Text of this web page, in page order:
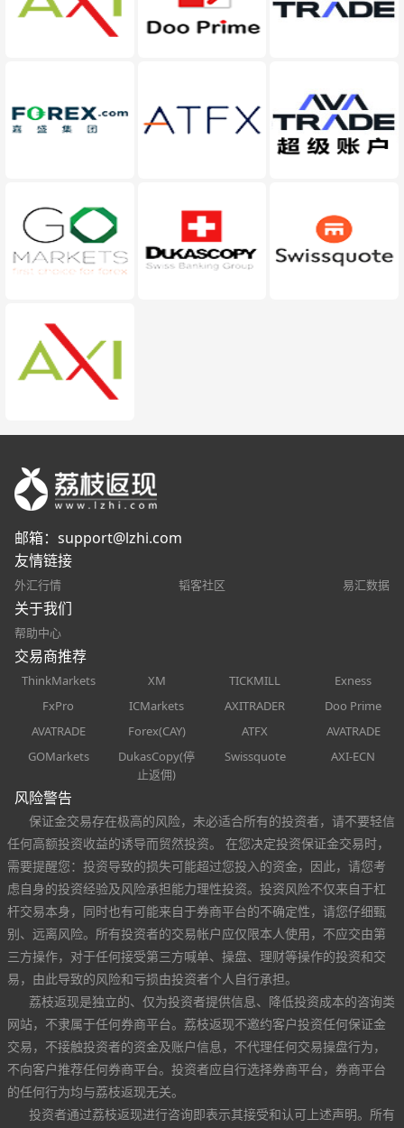
邮箱： support@lzhi.com
友情链接
外汇行情 韬客社区 易汇数据
关于我们
帮助中心
交易商推荐
ThinkMarkets XM TICKMILL
Exness
FxPro
ICMarkets AXITRADER
Doo Prime
AVATRADE
Forex(CAY) ATFX
AVATRADE
GOMarkets
DukasCopy(停
止返佣)
Swissquote AXI-ECN
风险警告
保证金交易存在极高的风险，未必适合所有的投资者，请不要轻信
任何高额投资收益的诱导而贸然投资。 在您决定投资保证金交易时，
需要提醒您：投资导致的损失可能超过您投入的资金，因此，请您考
虑自身的投资经验及风险承担能力理性投资。投资风险不仅来自于杠
杆交易本身，同时也有可能来自于券商平台的不确定性，请您仔细甄
别、远离风险。所有投资者的交易帐户应仅限本人使用，不应交由第
三方操作，对于任何接受第三方喊单、操盘、理财等操作的投资和交
易，由此导致的风险和亏损由投资者个人自行承担。
荔枝返现是独立的、仅为投资者提供信息、降低投资成本的咨询类
网站，不隶属于任何券商平台。荔枝返现不邀约客户投资任何保证金
交易，不接触投资者的资金及账户信息，不代理任何交易操盘行为，
不向客户推荐任何券商平台。投资者应自行选择券商平台，券商平台
的任何行为均与荔枝返现无关。
投资者通过荔枝返现进行咨询即表示其接受和认可上述声明。所有